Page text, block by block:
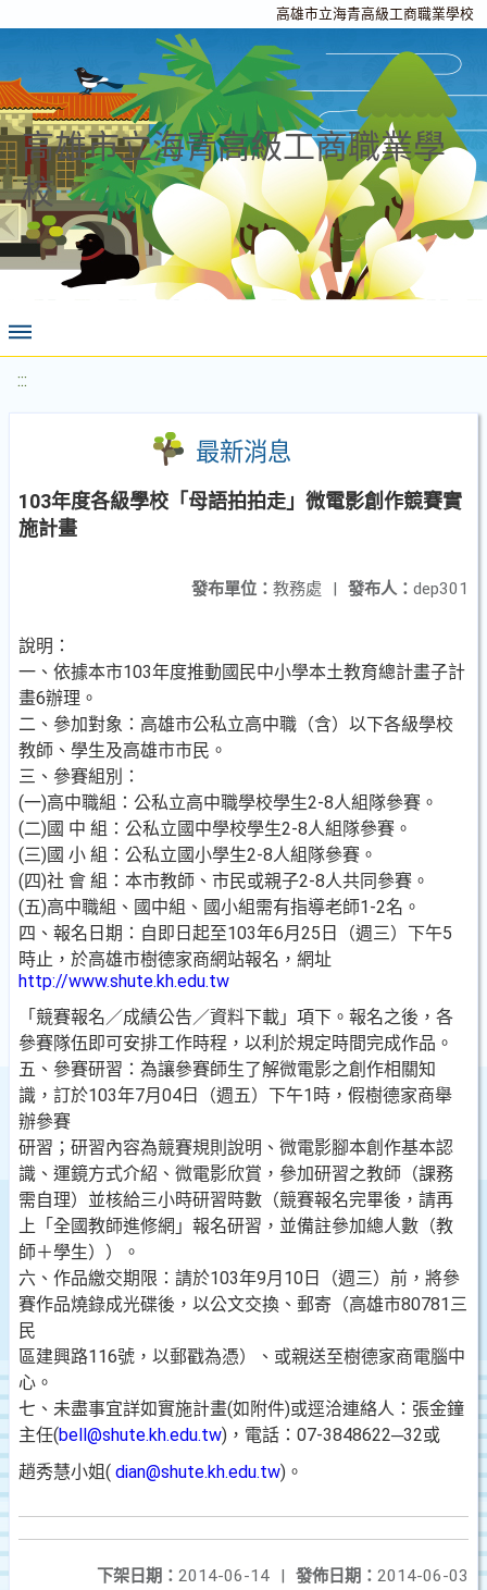
高雄市立海青高級工商職業學校
高雄市立海青高級工商職業學
校
:::
最新消息
103年度各級學校「母語拍拍走」微電影創作競賽實
施計畫
發布人： dep301
發布單位： 教務處 |
說明：
一、依據本市103年度推動國民中小學本土教育總計畫子計
畫6辦理。
二、參加對象：高雄市公私立高中職（含）以下各級學校
教師、學生及高雄市市民。
三、參賽組別：
(一)高中職組：公私立高中職學校學生2-8人組隊參賽。
(二)國 中 組：公私立國中學校學生2-8人組隊參賽。
(三)國 小 組：公私立國小學生2-8人組隊參賽。
(四)社 會 組：本市教師、市民或親子2-8人共同參賽。
(五)高中職組、國中組、國小組需有指導老師1-2名。
四、報名日期：自即日起至103年6月25日（週三）下午5
時止，於高雄市樹德家商網站報名，網址
http://www.shute.kh.edu.tw
「競賽報名／成績公告／資料下載」項下。報名之後，各
參賽隊伍即可安排工作時程，以利於規定時間完成作品。
五、參賽研習：為讓參賽師生了解微電影之創作相關知
識，訂於103年7月04日（週五）下午1時，假樹德家商舉
辦參賽
研習；研習內容為競賽規則說明、微電影腳本創作基本認
識、運鏡方式介紹、微電影欣賞，參加研習之教師（課務
需自理）並核給三小時研習時數（競賽報名完畢後，請再
上「全國教師進修網」報名研習，並備註參加總人數（教
師＋學生））。
六、作品繳交期限：請於103年9月10日（週三）前，將參
賽作品燒錄成光碟後，以公文交換、郵寄（高雄市80781三
民
區建興路116號，以郵戳為憑）、或親送至樹德家商電腦中
心。
七、未盡事宜詳如實施計畫(如附件)或逕洽連絡人：張金鐘
主任(bell@shute.kh.edu.tw)，電話：07-3848622─32或
趙秀慧小姐( dian@shute.kh.edu.tw)。
發佈日期： 2014-06-03
下架日期： 2014-06-14
|